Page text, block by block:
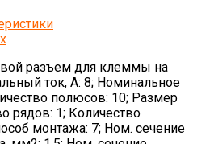
разъем для клеммы на
ток, А: 8; Номинальное
полюсов: 10; Размер
рядов: 1; Количество
монтажа: 7; Ном. сечение